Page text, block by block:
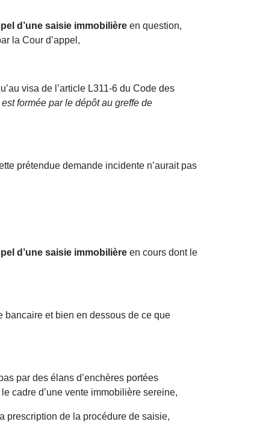
d’une saisie immobilière en question,
la Cour d’appel,
visa de l’article L311-6 du Code des
formée par le dépôt au greffe de
prétendue demande incidente n’aurait pas
d’une saisie immobilière en cours dont le
bancaire et bien en dessous de ce que
par des élans d’enchères portées
cadre d’une vente immobilière sereine,
prescription de la procédure de saisie,